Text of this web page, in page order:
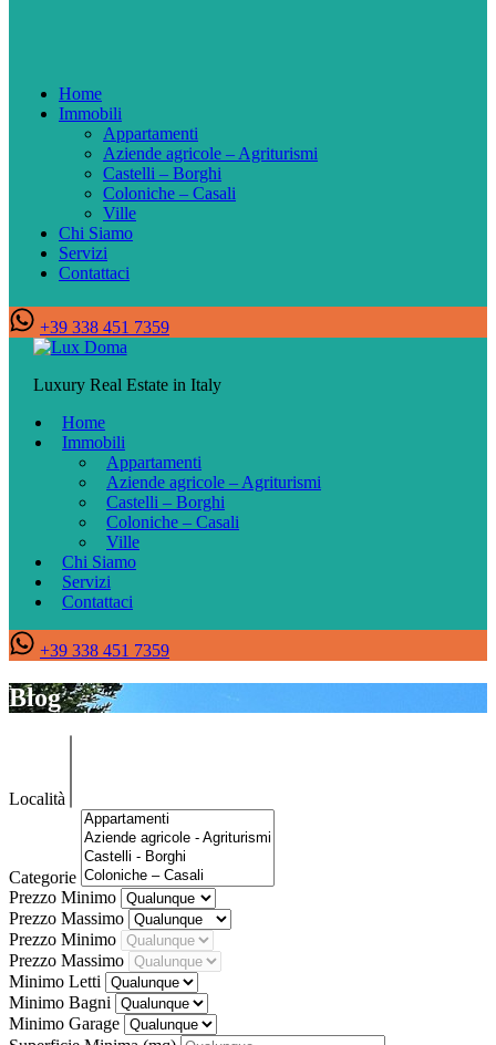
Home
Immobili
Appartamenti
Aziende agricole – Agriturismi
Castelli – Borghi
Coloniche – Casali
Ville
Chi Siamo
Servizi
Contattaci
+39 338 451 7359
Luxury Real Estate in Italy
Home
Immobili
Appartamenti
Aziende agricole – Agriturismi
Castelli – Borghi
Coloniche – Casali
Ville
Chi Siamo
Servizi
Contattaci
+39 338 451 7359
Blog
Località
Categorie
Prezzo Minimo
Prezzo Massimo
Prezzo Minimo
Prezzo Massimo
Minimo Letti
Minimo Bagni
Minimo Garage